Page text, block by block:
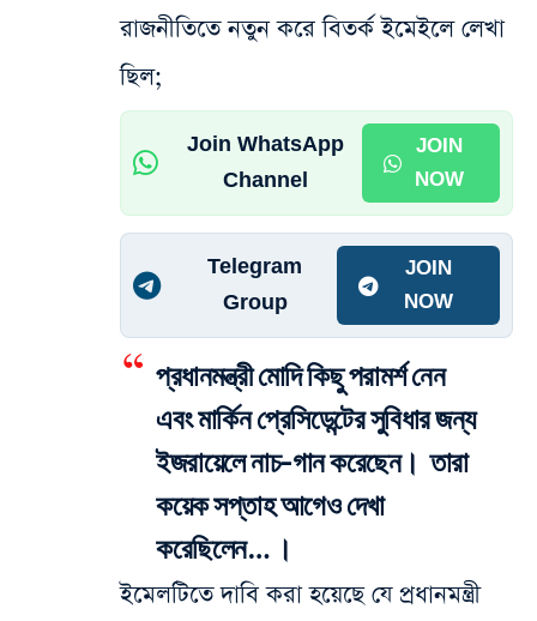
রাজনীতিতে নতুন করে বিতর্ক ইমেইলে লেখা
ছিল;
Join WhatsApp
Channel
JOIN
NOW
Telegram
Group
JOIN
NOW
প্রধানমন্ত্রী মোদি কিছু পরামর্শ নেন
এবং মার্কিন প্রেসিডেন্টের সুবিধার জন্য
ইজরায়েলে নাচ-গান করেছেন। তারা
কয়েক সপ্তাহ আগেও দেখা
করেছিলেন… ।
ইমেলটিতে দাবি করা হয়েছে যে প্রধানমন্ত্রী